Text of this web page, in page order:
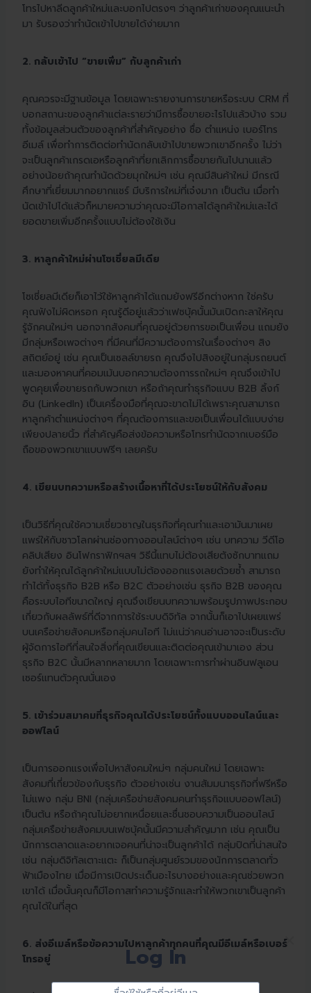
Log In
ชื่อ
×
โทรไปหาลีดลูกค้าใหม่และบอกไปตรงๆ ว่าลูกค้าเก่าของคุณแนะนำ
มา รับรองว่าทำนัดเข้าไปขายได้ง่ายมาก
2. กลับเข้าไป “ขายเพิ่ม” กับลูกค้าเก่า
คุณควรจะมีฐานข้อมูล โดยเฉพาะรายงานการขายหรือระบบ CRM ที่
บอกสถานะของลูกค้าแต่ละรายว่ามีการซื้อขายอะไรไปแล้วบ้าง รวม
ทั้งข้อมูลส่วนตัวของลูกค้าที่สำคัญอย่าง ชื่อ ตำแหน่ง เบอร์โทร
อีเมล์ เพื่อทำการติดต่อทำนัดกลับเข้าไปขายพวกเขาอีกครั้ง ไม่ว่า
จะเป็นลูกค้าเกรดเอหรือลูกค้าที่ยกเลิกการซื้อขายกันไปนานแล้ว
อย่างน้อยถ้าคุณทำนัดด้วยมุกใหม่ๆ เช่น คุณมีสินค้าใหม่ มีกรณี
ศึกษาที่เยี่ยมมากอยากแชร์ มีบริการใหม่ที่เจ๋งมาก เป็นต้น เมื่อทำ
นัดเข้าไปได้แล้วก็หมายความว่าคุณจะมีโอกาสได้ลูกค้าใหม่และได้
ยอดขายเพิ่มอีกครั้งแบบไม่ต้องใช้เงิน
3. หาลูกค้าใหม่ผ่านโซเชี่ยลมีเดีย
โซเชี่ยลมีเดียก็เอาไว้ใช้หาลูกค้าได้แถมยังฟรีอีกต่างหาก ใช่ครับ
คุณฟังไม่ผิดหรอก คุณรู้ดีอยู่แล้วว่าเฟซบุ้คนั้นมันเปิดกะลาให้คุณ
รู้จักคนใหม่ๆ นอกจากสังคมที่คุณอยู่ด้วยการขอเป็นเพื่อน แถมยัง
มีกลุ่มหรือเพจต่างๆ ที่มีคนที่มีความต้องการในเรื่องต่างๆ สิง
สถิตย์อยู่ เช่น คุณเป็นเซลล์ขายรถ คุณจึงไปสิงอยู่ในกลุ่มรถยนต์
และมองหาคนที่คอมเม้นบอกความต้องการรถใหม่ๆ คุณจึงเข้าไป
พูดคุยเพื่อขายรถกับพวกเขา หรือถ้าคุณทำธุรกิจแบบ B2B ลิ้งก์
อิน (LinkedIn) เป็นเครื่องมือที่คุณจะขาดไม่ได้เพราะคุณสามารถ
หาลูกค้าตำแหน่งต่างๆ ที่คุณต้องการและขอเป็นเพื่อนได้แบบง่าย
เพียงปลายนิ้ว ที่สำคัญคือส่งข้อความหรือโทรทำนัดจากเบอร์มือ
ถือของพวกเขาแบบฟรีๆ เลยครับ
4. เขียนบทความหรือสร้างเนื้อหาที่ได้ประโยชน์ให้กับสังคม
เป็นวิธีที่คุณใช้ความเชี่ยวชาญในธุรกิจที่คุณทำและเอามันมาเผย
แพร่ให้กับชาวโลกผ่านช่องทางออนไลน์ต่างๆ เช่น บทความ วีดีโอ
คลิปเสียง อินโฟกราฟิก​ฯลฯ วิธีนี้แทบไม่ต้องเสียตังซักบาทแถม
ยังทำให้คุณได้ลูกค้าใหม่แบบไม่ต้องออกแรงเลยด้วยซ้ำ สามารถ
ทำได้ทั้งธุรกิจ B2B หรือ B2C ตัวอย่างเช่น ธุรกิจ B2B ของคุณ
คือระบบไอทีขนาดใหญ่ คุณจึงเขียนบทความพร้อมรูปภาพประกอบ
เกี่ยวกับผลลัพธ์ที่ดีจากการใช้ระบบดิจิทัล จากนั้นก็เอาไปเผยแพร่
บนเครือข่ายสังคมหรือกลุ่มคนไอที ไม่แน่ว่าคนอ่านอาจจะเป็นระดับ
ผู้จัดการไอทีที่สนใจสิ่งที่คุณเขียนและติดต่อคุณเข้ามาเอง ส่วน
ธุรกิจ B2C นั้นมีหลากหลายมาก โดยเฉพาะการทำผ่านอินฟลูเอน
เซอร์แทนตัวคุณนั่นเอง
5. เข้าร่วมสมาคมที่ธุรกิจคุณได้ประโยชน์ทั้งแบบออนไลน์และ
ออฟไลน์
เป็นการออกแรงเพื่อไปหาสังคมใหม่ๆ กลุ่มคนใหม่ โดยเฉพาะ
สังคมที่เกี่ยวข้องกับธุรกิจ ตัวอย่างเช่น งานสัมมนาธุรกิจที่ฟรีหรือ
ไม่แพง กลุ่ม BNI (กลุ่มเครือข่ายสังคมคนทำธุรกิจแบบออฟไลน์)
เป็นต้น หรือถ้าคุณไม่อยากเหนื่อยและชื่นชอบความเป็นออนไลน์
กลุ่มเครือข่ายสังคมบนเฟซบุ้คนั้นมีความสำคัญมาก เช่น คุณเป็น
นักการตลาดและอยากเจอคนที่น่าจะเป็นลูกค้าได้ กลุ่มปิดที่น่าสนใจ
เช่น กลุ่มดิจิทัลเตาะแตะ ก็เป็นกลุ่มศูนย์รวมของนักการตลาดทั่ว
ฟ้าเมืองไทย เมื่อมีการเปิดประเด็นอะไรบางอย่างและคุณช่วยพวก
เขาได้ เมื่อนั้นคุณก็มีโอกาสทำความรู้จักและทำให้พวกเขาเป็นลูกค้า
คุณได้ในที่สุด
6. ส่งอีเมล์หรือข้อความไปหาลูกค้าทุกคนที่คุณมีอีเมล์หรือเบอร์
โทรอยู่